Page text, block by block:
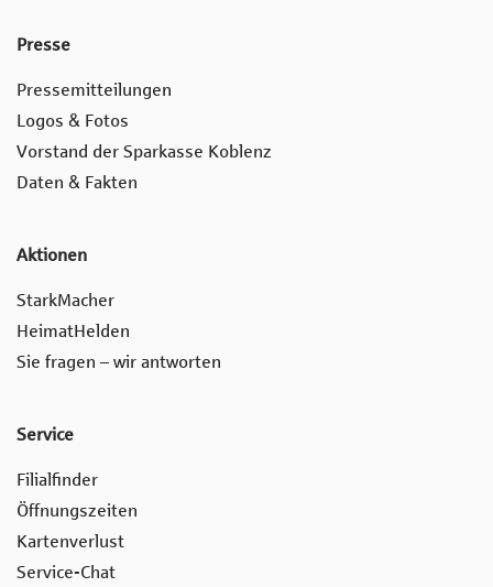
Presse
Pressemitteilungen
Logos & Fotos
Vorstand der Sparkasse Koblenz
Daten & Fakten
Aktionen
StarkMacher
HeimatHelden
Sie fragen – wir antworten
Service
Filialfinder
Öffnungszeiten
Kartenverlust
Service-Chat